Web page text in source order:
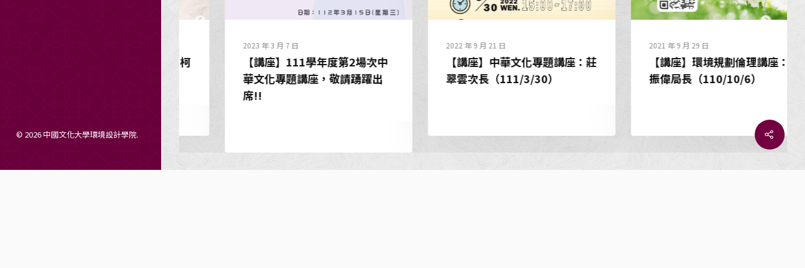
© 2026 中國文化大學環境設計學院.
2023 年 3 月 7 日
【講座】111學年度第2場次中
華文化專題講座，敬請踴躍出
2022 年 9 月 21 日
【講座】中華文化專題講座：莊
翠雲次長（111/3/30）
2021 年 9 月 29 日
【講座】環境規劃倫理講座：游
振偉局長（110/10/6）